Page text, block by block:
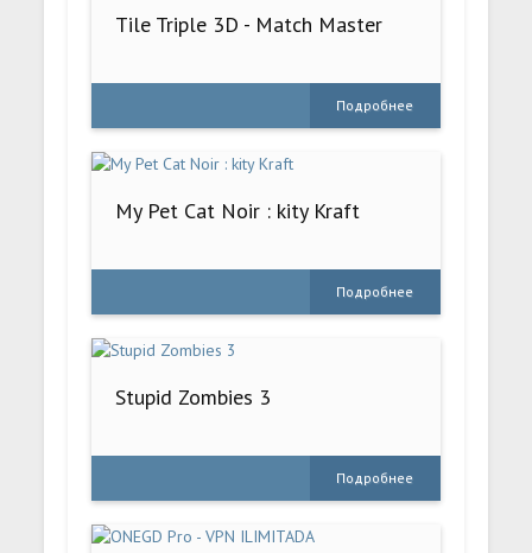
Tile Triple 3D - Match Master
Подробнее
My Pet Cat Noir : kity Kraft
Подробнее
Stupid Zombies 3
Подробнее